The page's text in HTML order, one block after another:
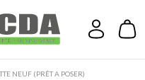
NEUF (PRÊT A POSER)